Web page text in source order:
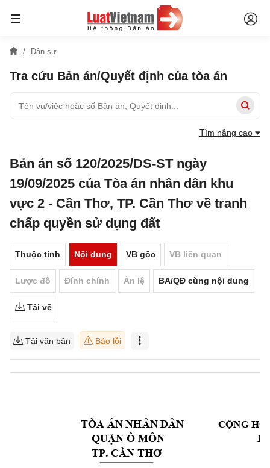
Dân sự
Tra cứu Bản án/Quyết định của tòa án
Tìm nâng cao
Bản án số 120/2025/DS-ST ngày
19/09/2025 của Tòa án nhân dân khu
vực 2 - Cần Thơ, TP. Cần Thơ về tranh
chấp quyền sử dụng đất
Thuộc tính Nội dung VB gốc VB liên quan
Lược đồ Đính chính Án lệ BA/QĐ cùng nội dung
Tải về
Tải văn bản Báo lỗi
TÒA ÁN NHÂN DÂN CỘNG
QUẬN Ô MÔN
TP. CẦN THƠ